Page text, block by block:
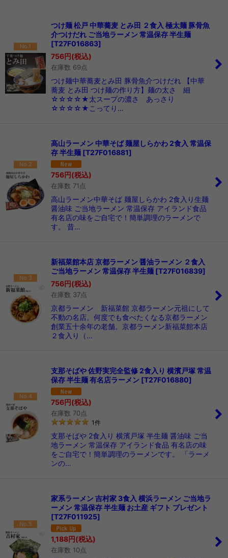
No.1
つけ麺 松戸 中華蕎麦 とみ田 ２食入 極太麺 豚骨魚
介つけだれ ご当地ラーメン 常温保存 半生麺
[T27F016863]
756円(税込)
在庫数 69点
つけ麺中華蕎麦とみ田 豚骨魚介つけだれ 【中華
蕎麦 とみ田 つけ麺の作り方】麺の太さ 細
☆☆☆☆★太スープの濃さ あっさり
☆☆☆☆★こってり…
No.2
高山ラーメン 中華そば 麺屋しらかわ 2食入 常温保
存 半生麺 [T27F016881]
756円(税込)
在庫数 71点
高山ラーメン中華そば 麺屋しらかわ 2食入り生麺
醤油味 ご当地ラーメン 常温保存 アイランド食品
有名店の味をご自宅で！簡単調理のラーメンで
す。 昔…
No.3
新福菜館本店 京都ラーメン 醤油ラーメン ２食入
ご当地ラーメン 常温保存 半生麺 [T27F016839]
756円(税込)
在庫数 37点
京都ラーメン 新福菜館 京都ラーメン元祖にして
不動の名店。何度でも食べたくなる京都ラーメン
創業五十余年の老舗。京都ラーメン新福菜館本店
２食入り（…
No.4
支那そばや 佐野実完全監修 2食入り 横濱戸塚 常温
保存 半生麺 有名店ラーメン [T27F016880]
756円(税込)
在庫数 70点
1件
支那そばや 2食入り 横濱戸塚 半生麺 醤油味 ご当
地ラーメン 常温保存 アイランド食品 有名店の味
をご自宅で！簡単調理のラーメンです。 「ラーメ
ンの…
No.5
家系ラーメン 吉村家 3食入 横浜ラーメン ご当地ラ
ーメン 常温保存 半生麺 お土産 ギフト プレゼント
[T27F011925]
1,188円(税込)
在庫数 10点